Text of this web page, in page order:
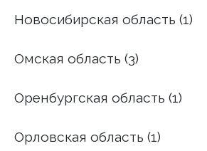
Новосибирская область (1)
Омская область (3)
Оренбургская область (1)
Орловская область (1)